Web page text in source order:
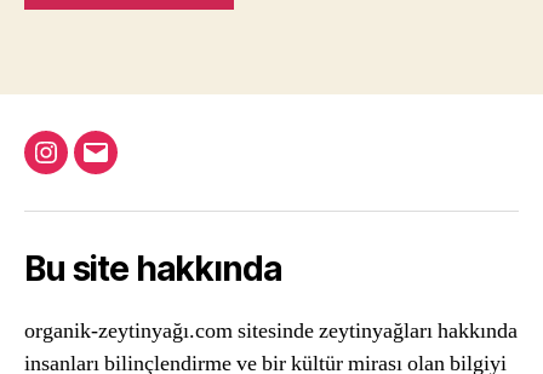
Instagram
Email
Bu site hakkında
organik-zeytinyağı.com sitesinde zeytinyağları hakkında
insanları bilinçlendirme ve bir kültür mirası olan bilgiyi